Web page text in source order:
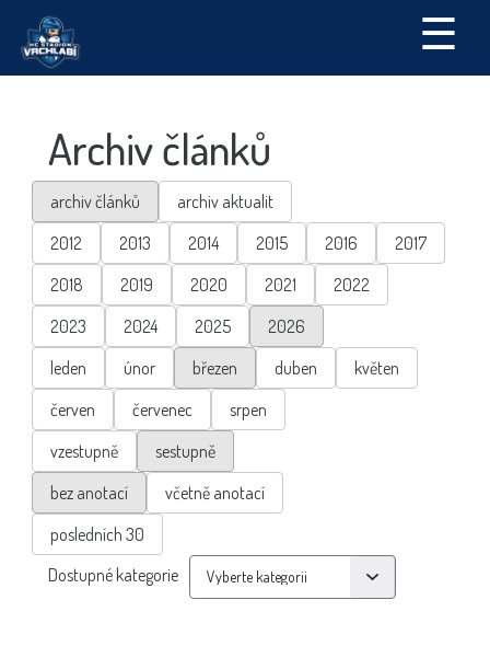
☰
Archiv článků
archiv článků
archiv aktualit
2012
2013 2014 2015 2016
2017
2018
2019 2020 2021
2022
2023
2024 2025
2026
leden
únor březen duben
květen
červen
červenec
srpen
vzestupně
sestupně
bez anotací
včetně anotací
posledních 30
Dostupné kategorie